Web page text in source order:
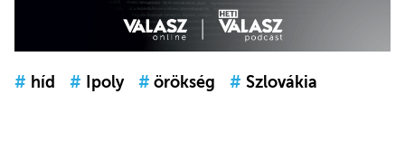
# híd # Ipoly # örökség # Szlovákia